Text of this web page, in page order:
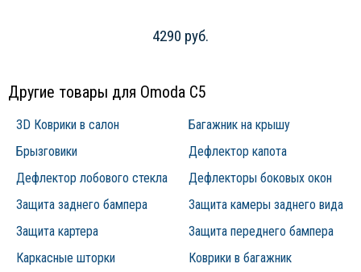
4290 руб.
Другие товары для Omoda C5
3D Коврики в салон
Багажник на крышу
Брызговики
Дефлектор капота
Дефлектор лобового стекла
Дефлекторы боковых окон
Защита заднего бампера
Защита камеры заднего вида
Защита картера
Защита переднего бампера
Каркасные шторки
Коврики в багажник